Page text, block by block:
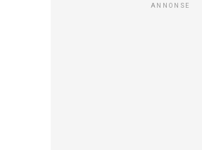
ANNONSE